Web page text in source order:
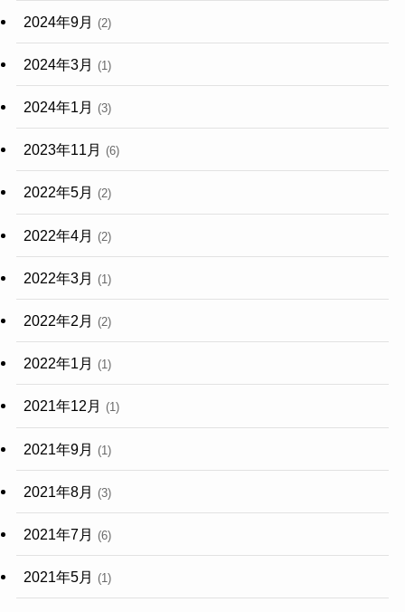
2024年9月 (2)
2024年3月 (1)
2024年1月 (3)
2023年11月 (6)
2022年5月 (2)
2022年4月 (2)
2022年3月 (1)
2022年2月 (2)
2022年1月 (1)
2021年12月 (1)
2021年9月 (1)
2021年8月 (3)
2021年7月 (6)
2021年5月 (1)